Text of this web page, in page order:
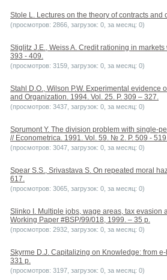
Stole L. Lectures on the theory of contracts
(просмотров: 2866, загрузок: 0, за месяц: 0)
Stiglitz J.E., Weiss A. Credit rationing in
393 - 409.
(просмотров: 3159, загрузок: 0, за месяц: 0)
Stahl D.O., Wilson P.W. Experimental evidence
and Organization. 1994. Vol. 25. P. 309 – 327.
(просмотров: 3437, загрузок: 0, за месяц: 0)
Sprumont Y. The division problem with single-
// Econometrica. 1991. Vol. 59. № 2. P. 509 -
(просмотров: 3047, загрузок: 0, за месяц: 0)
Spear S.S., Srivastava S. On repeated moral
617.
(просмотров: 3065, загрузок: 0, за месяц: 0)
Slinko I. Multiple jobs, wage areas, tax
Working Paper #BSP/99/018, 1999. – 35 p.
(просмотров: 2932, загрузок: 0, за месяц: 0)
Skyrme D.J. Capitalizing on Knowledge: from
331 p.
(просмотров: 3197, загрузок: 0, за месяц: 0)